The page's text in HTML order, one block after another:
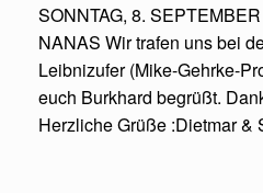
SONNTAG, 8.
NANAS Wir trafen uns bei
Leibnizufer (Mike-Gehrke-
euch Burkhard begrüßt.
Herzliche Grüße :Dietmar &